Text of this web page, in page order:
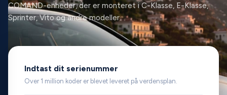
COMAND-enheder, der er monteret i C-Klasse, E-Klasse,
Sprinter, Vito og andre modeller.
Indtast dit serienummer
Over 1 million koder er blevet leveret på verdensplan.